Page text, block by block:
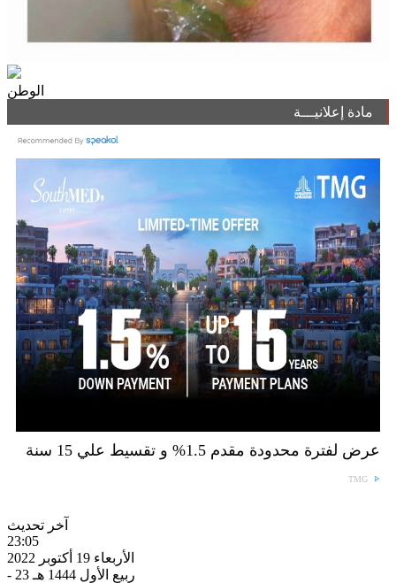
الوطن
مادة إعلانيـــة
عرض لفترة محدودة مقدم 1.5% و تقسيط علي 15 سنة
TMG
آخر تحديث
23:05
الأربعاء 19 أكتوبر 2022
- 23 ربيع الأول 1444 هـ